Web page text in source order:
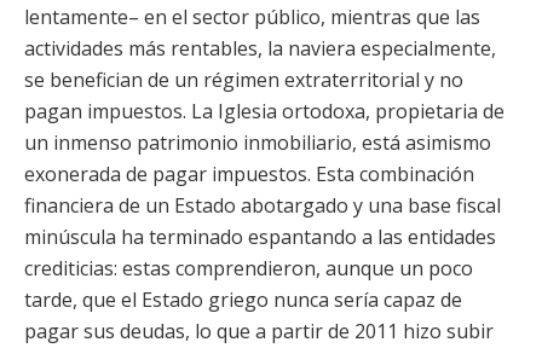
lentamente– en el sector público, mientras que las
actividades más rentables, la naviera especialmente,
se benefician de un régimen extraterritorial y no
pagan impuestos. La Iglesia ortodoxa, propietaria de
un inmenso patrimonio inmobiliario, está asimismo
exonerada de pagar impuestos. Esta combinación
financiera de un Estado abotargado y una base fiscal
minúscula ha terminado espantando a las entidades
crediticias: estas comprendieron, aunque un poco
tarde, que el Estado griego nunca sería capaz de
pagar sus deudas, lo que a partir de 2011 hizo subir